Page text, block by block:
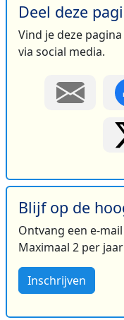
Deel deze
Vind je deze
via social media.
Blijf op de
Ontvang een e-
Maximaal 2 per
Inschrijven